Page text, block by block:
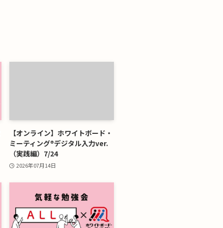
【オンライン】ホワイトボード・
ミーティング®デジタル入力ver.
（実践編）7/24
2026年07月14日